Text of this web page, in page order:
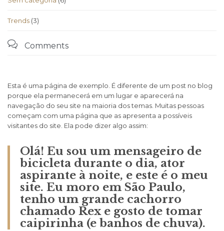
Trends (3)
 Comments
Esta é uma página de exemplo. É diferente de um post no blog
porque ela permanecerá em um lugar e aparecerá na
navegação do seu site na maioria dos temas. Muitas pessoas
começam com uma página que as apresenta a possíveis
visitantes do site. Ela pode dizer algo assim:
Olá! Eu sou um mensageiro de
bicicleta durante o dia, ator
aspirante à noite, e este é o meu
site. Eu moro em São Paulo,
tenho um grande cachorro
chamado Rex e gosto de tomar
caipirinha (e banhos de chuva).